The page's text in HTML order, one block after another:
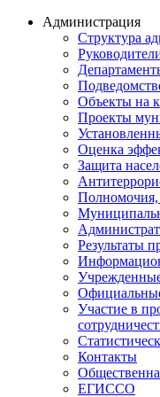
Администрация
Структура
Объекты на
Проекты
Оценка
Защита
Полномочия,
Результаты
Участие в
Контакты
ЕГИССО